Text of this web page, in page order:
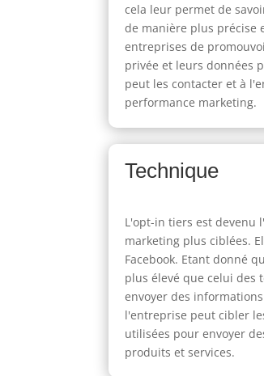
cela leur permet de
de manière plus précise
entreprises de
privée et leurs données
peut les contacter et à
performance marketing.
Technique
L'opt-in tiers est devenu
marketing plus ciblées.
Facebook. Etant donné
plus élevé que celui
envoyer des
l'entreprise peut cibler
utilisées pour envoyer
produits et services.